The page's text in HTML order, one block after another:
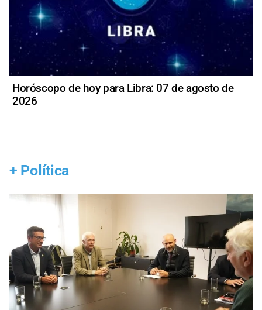
Horóscopo de hoy para Libra: 07 de agosto de
2026
+ Política